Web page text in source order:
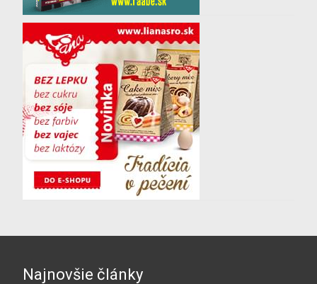
Najnovšie články